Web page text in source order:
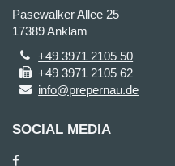
Pasewalker Allee 25
17389 Anklam
+49 3971 2105 50
+49 3971 2105 62
info@prepernau.de
SOCIAL MEDIA